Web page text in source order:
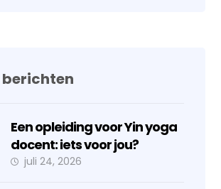
berichten
Een opleiding voor Yin yoga
docent: iets voor jou?
juli 24, 2026